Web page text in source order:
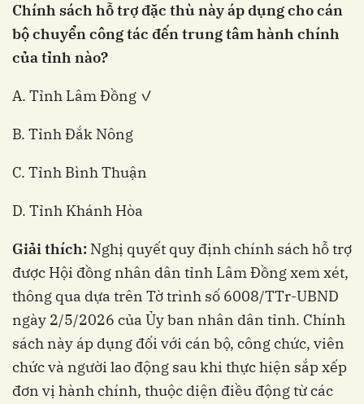
Chính sách hỗ trợ đặc thù này áp dụng cho cán
bộ chuyển công tác đến trung tâm hành chính
của tỉnh nào?
A. Tỉnh Lâm Đồng ✓
B. Tỉnh Đắk Nông
C. Tỉnh Bình Thuận
D. Tỉnh Khánh Hòa
Giải thích: Nghị quyết quy định chính sách hỗ trợ
được Hội đồng nhân dân tỉnh Lâm Đồng xem xét,
thông qua dựa trên Tờ trình số 6008/TTr-UBND
ngày 2/5/2026 của Ủy ban nhân dân tỉnh. Chính
sách này áp dụng đối với cán bộ, công chức, viên
chức và người lao động sau khi thực hiện sắp xếp
đơn vị hành chính, thuộc diện điều động từ các